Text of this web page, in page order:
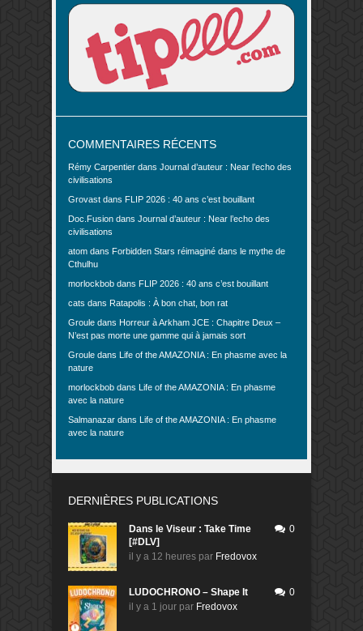
COMMENTAIRES RÉCENTS
Rémy Carpentier dans Journal d’auteur : Near l’echo des
civilisations
Grovast dans FLIP 2026 : 40 ans c’est bouillant
Doc.Fusion dans Journal d’auteur : Near l’echo des
civilisations
atom dans Forbidden Stars réimaginé dans le mythe de
Cthulhu
morlockbob dans FLIP 2026 : 40 ans c’est bouillant
cats dans Ratapolis : À bon chat, bon rat
Groule dans Horreur à Arkham JCE : Chapitre Deux –
N’est pas morte une gamme qui à jamais sort
Groule dans Life of the AMAZONIA : En phasme avec la
nature
morlockbob dans Life of the AMAZONIA : En phasme
avec la nature
Salmanazar dans Life of the AMAZONIA : En phasme
avec la nature
DERNIÈRES PUBLICATIONS
Dans le Viseur : Take Time
[#DLV]
il y a 12 heures par Fredovox
0
LUDOCHRONO – Shape It
il y a 1 jour par Fredovox
0